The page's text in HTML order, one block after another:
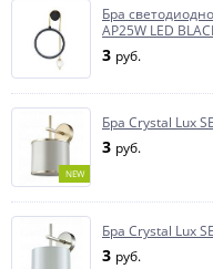
Бра
AP25W LED
3 руб.
NEW
Бра Crystal Lux
3 руб.
Бра Crystal Lux
3 руб.